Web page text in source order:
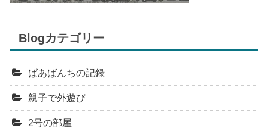
Blogカテゴリー
ばあばんちの記録
親子で外遊び
2号の部屋